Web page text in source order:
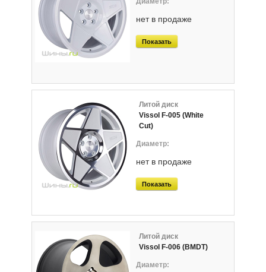
нет в продаже
Показать
Литой диск
Vissol F-005 (White
Cut)
нет в продаже
Показать
Литой диск
Vissol F-006 (BMDT)